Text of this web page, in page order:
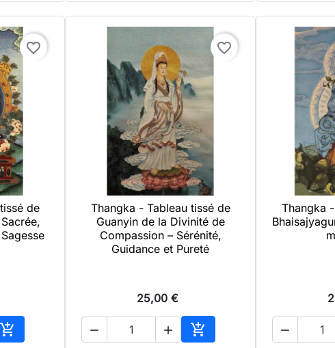
favorite_border
de

favorite_border
 Aperçu rapide
Thangka - Tableau tissé de
Guanyin de la Divinité de
Compassion – Sérénité,
Guidance et Pureté
25,00 €
  

Thangka
